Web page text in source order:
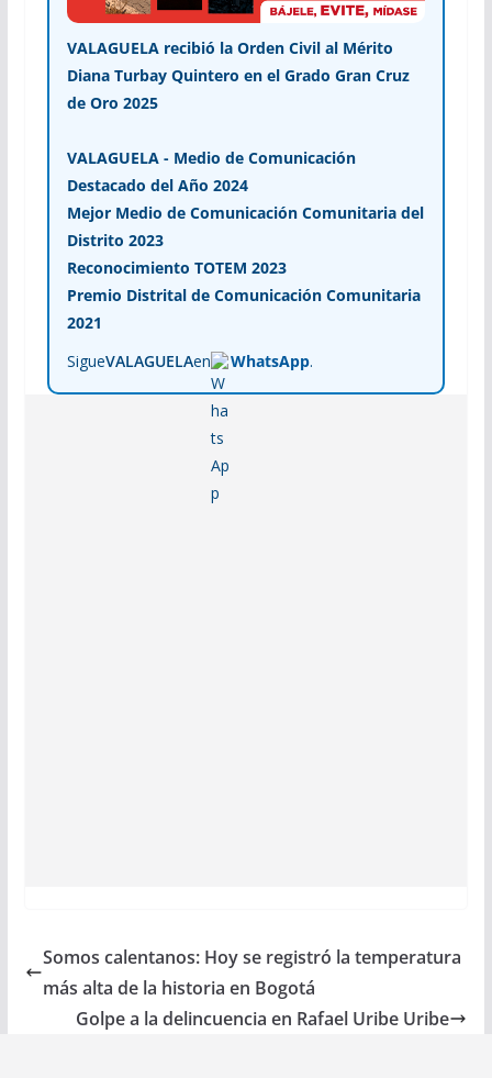
VALAGUELA recibió la Orden Civil al Mérito
Diana Turbay Quintero en el Grado Gran Cruz
de Oro 2025
VALAGUELA - Medio de Comunicación
Destacado del Año 2024
Mejor Medio de Comunicación Comunitaria del
Distrito 2023
Reconocimiento TOTEM 2023
Premio Distrital de Comunicación Comunitaria
2021
SigueVALAGUELAen WhatsApp.
Somos calentanos: Hoy se registró la temperatura
más alta de la historia en Bogotá
Golpe a la delincuencia en Rafael Uribe Uribe